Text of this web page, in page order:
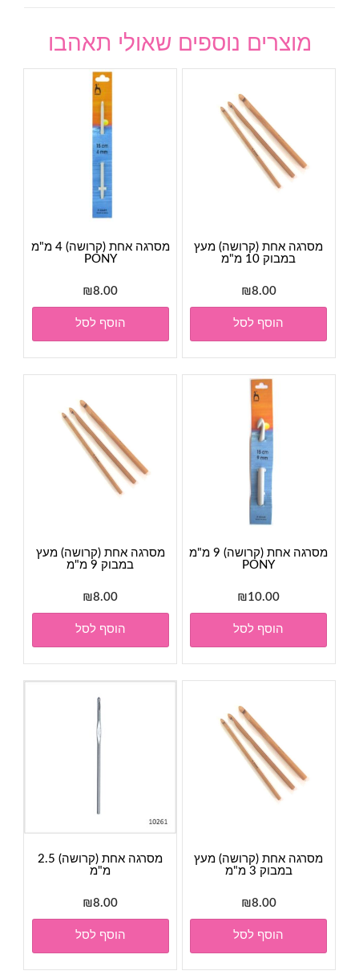
מוצרים נוספים שאולי תאהבו
מסרגה אחת (קרושה) מעץ
במבוק 10 מ"מ
₪8.00
הוסף לסל
מסרגה אחת (קרושה) 4 מ"מ
PONY
₪8.00
הוסף לסל
מסרגה אחת (קרושה) 9 מ"מ
PONY
₪10.00
הוסף לסל
מסרגה אחת (קרושה) מעץ
במבוק 9 מ"מ
₪8.00
הוסף לסל
מסרגה אחת (קרושה) מעץ
במבוק 3 מ"מ
₪8.00
הוסף לסל
מסרגה אחת (קרושה) 2.5
מ"מ
₪8.00
הוסף לסל